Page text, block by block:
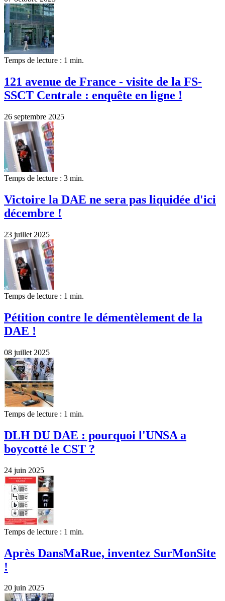
Temps de lecture : 1 min.
121 avenue de France - visite de la FS-
SSCT Centrale : enquête en ligne !
26 septembre 2025
Temps de lecture : 3 min.
Victoire la DAE ne sera pas liquidée d'ici
décembre !
23 juillet 2025
Temps de lecture : 1 min.
Pétition contre le démentèlement de la
DAE !
08 juillet 2025
Temps de lecture : 1 min.
DLH DU DAE : pourquoi l'UNSA a
boycotté le CST ?
24 juin 2025
Temps de lecture : 1 min.
Après DansMaRue, inventez SurMonSite
!
20 juin 2025